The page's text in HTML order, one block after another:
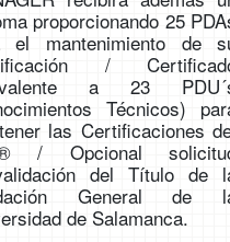
proporcionando 25
el mantenimiento de
/
a 23
Técnicos)
las Certificaciones
/ Opcional
del Título de
General de
de Salamanca.